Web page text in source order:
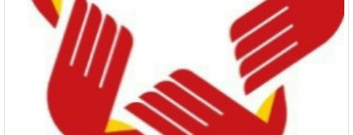
UBND phường Long Thành đã ban hành Kế hoạch cải cách hành chính
trọng tâm giai đoạn 2026 – 2030